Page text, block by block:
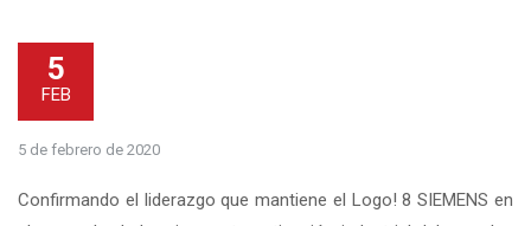
5
FEB
5 de febrero de 2020
Confirmando el liderazgo que mantiene el Logo! 8 SIEMENS en